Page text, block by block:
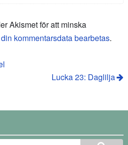
Akismet för att minska
kommentarsdata bearbetas.
Lucka 23: Daglilja